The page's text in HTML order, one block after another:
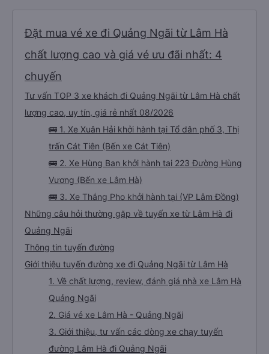
Đặt mua vé xe đi Quảng Ngãi từ Lâm Hà
chất lượng cao và giá vé ưu đãi nhất: 4
chuyến
Tư vấn TOP 3 xe khách đi Quảng Ngãi từ Lâm Hà chất
lượng cao, uy tín, giá rẻ nhất 08/2026
🚌 1. Xe Xuân Hải khởi hành tại Tổ dân phố 3, Thị
trấn Cát Tiên (Bến xe Cát Tiên)
🚌 2. Xe Hùng Ban khởi hành tại 223 Đường Hùng
Vương (Bến xe Lâm Hà)
🚌 3. Xe Thắng Pho khởi hành tại (VP Lâm Đồng)
Những câu hỏi thường gặp về tuyến xe từ Lâm Hà đi
Quảng Ngãi
Thông tin tuyến đường
Giới thiệu tuyến đường xe đi Quảng Ngãi từ Lâm Hà
1. Về chất lượng, review, đánh giá nhà xe Lâm Hà
Quảng Ngãi
2. Giá vé xe Lâm Hà - Quảng Ngãi
3. Giới thiệu, tư vấn các dòng xe chạy tuyến
đường Lâm Hà đi Quảng Ngãi